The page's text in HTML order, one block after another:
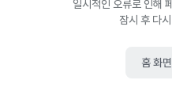
일시적인 오류로 인해
잠시 후 다
홈 화